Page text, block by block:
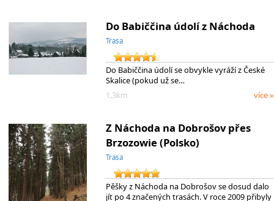
Do Babiččina údolí z Náchoda
Trasa
Do Babiččina údolí se obvykle vyráží z České
Skalice (pokud už se…
1.3km
více »
Z Náchoda na Dobrošov přes
Brzozowie (Polsko)
Trasa
Pěšky z Náchoda na Dobrošov se dosud dalo
jít po 4 značených trasách. V roce 2009 přibyly